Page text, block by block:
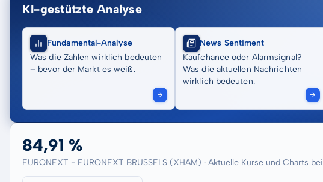
KI-gestützte Analyse
Fundamental-Analyse
Was die Zahlen wirklich bedeuten
– bevor der Markt es weiß.
News Sentiment
Kaufchance oder Alarmsignal?
Was die aktuellen Nachrichten
wirklich bedeuten.
84,91 %
EURONEXT - EURONEXT BRUSSELS (XHAM) · Aktuelle Kurse und Charts bei